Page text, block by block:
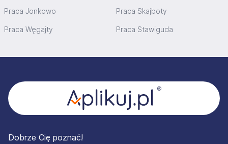
Praca Jonkowo Praca Skajboty
Praca Węgajty Praca Stawiguda
Dobrze Cię poznać!